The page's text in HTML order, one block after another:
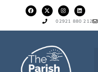
02921 880 212